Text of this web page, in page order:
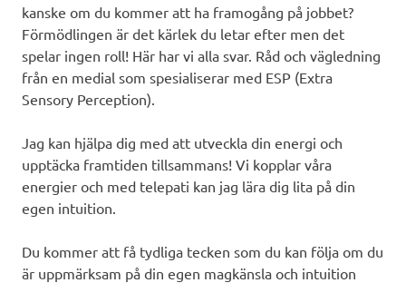
kanske om du kommer att ha framogång på jobbet?
Förmödlingen är det kärlek du letar efter men det
spelar ingen roll! Här har vi alla svar. Råd och vägledning
från en medial som spesialiserar med ESP (Extra
Sensory Perception).
Jag kan hjälpa dig med att utveckla din energi och
upptäcka framtiden tillsammans! Vi kopplar våra
energier och med telepati kan jag lära dig lita på din
egen intuition.
Du kommer att få tydliga tecken som du kan följa om du
är uppmärksam på din egen magkänsla och intuition